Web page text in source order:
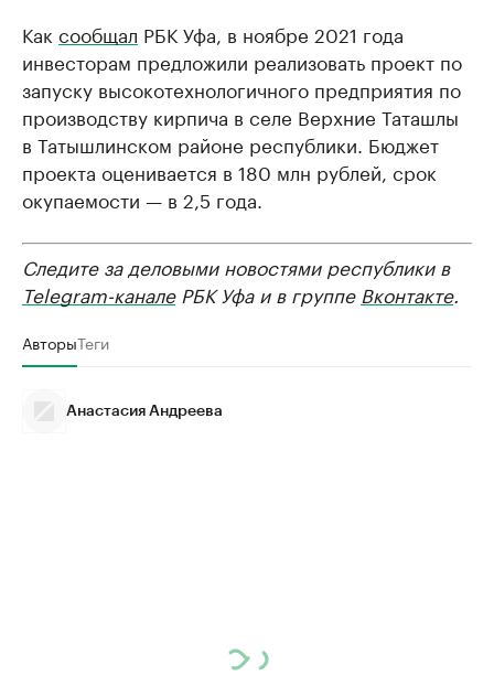
Как сообщал РБК Уфа, в ноябре 2021 года
инвесторам предложили реализовать проект по
запуску высокотехнологичного предприятия по
производству кирпича в селе Верхние Таташлы
в Татышлинском районе республики. Бюджет
проекта оценивается в 180 млн рублей, срок
окупаемости — в 2,5 года.
Следите за деловыми новостями республики в
Telegram-каналеРБК Уфа и в группе Вконтакте.
АвторыТеги
Анастасия Андреева